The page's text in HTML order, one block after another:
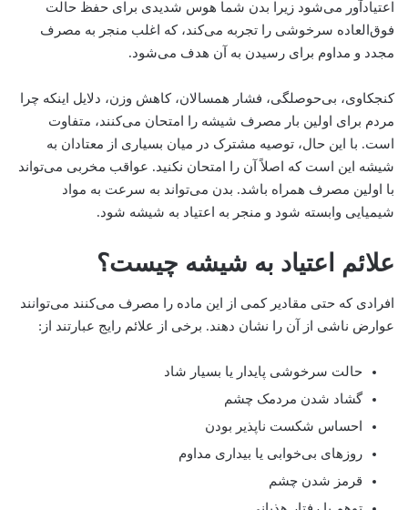
اعتیادآور می‌شود زیرا بدن شما هوس شدیدی برای حفظ حالت
فوق‌العاده سرخوشی را تجربه می‌کند، که اغلب منجر به مصرف
مجدد و مداوم برای رسیدن به آن هدف می‌شود.
کنجکاوی، بی‌حوصلگی، فشار همسالان، کاهش وزن، دلایل اینکه چرا
مردم برای اولین بار مصرف شیشه را امتحان می‌کنند، متفاوت
است. با این حال، توصیه مشترک در میان بسیاری از معتادان به
شیشه این است که اصلاً آن را امتحان نکنید. عواقب مخربی می‌تواند
با اولین مصرف همراه باشد. بدن می‌تواند به سرعت به مواد
شیمیایی وابسته شود و منجر به اعتیاد به شیشه شود.
علائم اعتیاد به شیشه چیست؟
افرادی که حتی مقادیر کمی از این ماده را مصرف می‌کنند می‌توانند
عوارض ناشی از آن را نشان دهند. برخی از علائم رایج عبارتند از:
حالت سرخوشی پایدار یا بسیار شاد
گشاد شدن مردمک چشم
احساس شکست ناپذیر بودن
روز‌های بی‌خوابی یا بیداری مداوم
قرمز شدن چشم